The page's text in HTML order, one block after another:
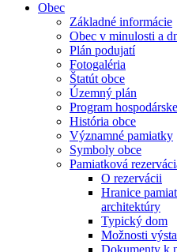
Obec
Základné informácie
Obec v minulosti a
Plán podujatí
Fotogaléria
Štatút obce
Územný plán
Program
História obce
Významné pamiatky
Symboly obce
Pamiatková
O rezervácii
Hranice
architektúry
Typický dom
Možnosti
Dokumenty k